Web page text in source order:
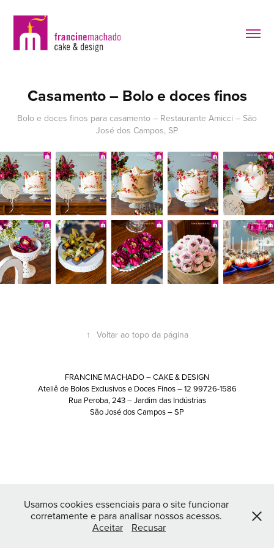
Casamento – Bolo e doces finos
Bolo e doces finos para casamento – Restaurante Amicci – São
José dos Campos, SP
↑ Voltar ao topo da página
FRANCINE MACHADO – CAKE & DESIGN
Ateliê de Bolos Exclusivos e Doces Finos – 12 99726-1586
Rua Peroba, 243 – Jardim das Indústrias
São José dos Campos – SP
Usamos cookies essenciais para o site funcionar
corretamente e para analisar nossos acessos.
Aceitar
Recusar